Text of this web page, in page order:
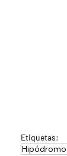
Etiquetas: